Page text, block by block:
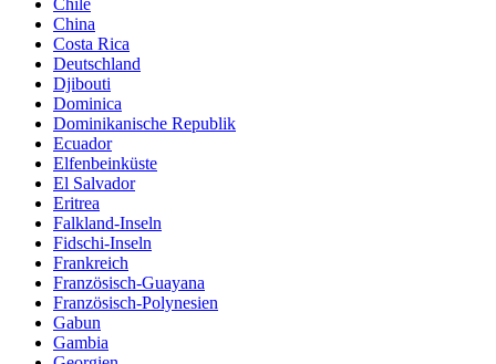
Chile
China
Costa Rica
Deutschland
Djibouti
Dominica
Dominikanische Republik
Ecuador
Elfenbeinküste
El Salvador
Eritrea
Falkland-Inseln
Fidschi-Inseln
Frankreich
Französisch-Guayana
Französisch-Polynesien
Gabun
Gambia